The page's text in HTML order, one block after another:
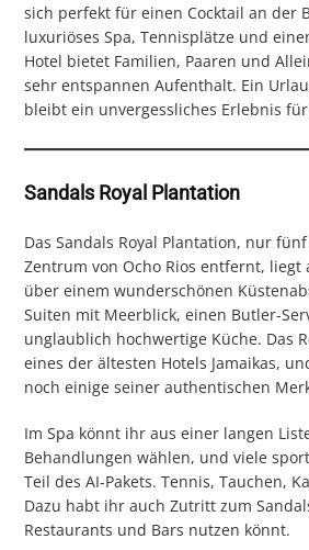
sich perfekt für einen Cocktail an der
luxuriöses Spa, Tennisplätze und
Hotel bietet Familien, Paaren und
sehr entspannen Aufenthalt. Ein
bleibt ein unvergessliches Erlebnis
Sandals Royal Plantation
Das Sandals Royal Plantation, nur
Zentrum von Ocho Rios entfernt, liegt
über einem wunderschönen
Suiten mit Meerblick, einen Butler-
unglaublich hochwertige Küche. Das
eines der ältesten Hotels Jamaikas,
noch einige seiner authentischen
Im Spa könnt ihr aus einer langen
Behandlungen wählen, und viele
Teil des AI-Pakets. Tennis, Tauchen,
Dazu habt ihr auch Zutritt zum
Restaurants und Bars nutzen könnt.